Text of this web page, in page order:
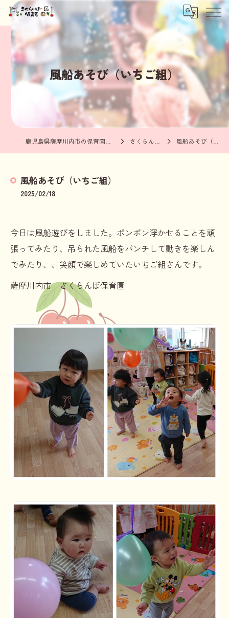
風船あそび（いちご組）
さくらんぼブログ 風船あそび（いちご組）
風船あそび（いちご組）
2025/02/18
今日は風船遊びをしました。ポンポン浮かせることを頑
張ってみたり、吊られた風船をパンチして動きを楽しん
でみたり、、笑顔で楽しめていたいちご組さんです。
薩摩川内市 さくらんぼ保育園